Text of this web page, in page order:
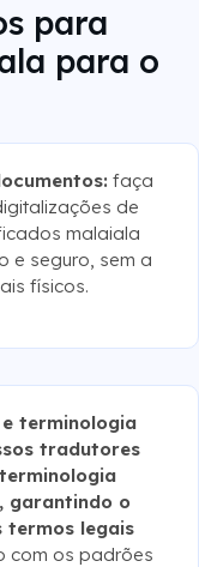
para
para o
faça
de
malaiala
e seguro, sem a
físicos.
terminologia
tradutores
garantindo o
termos legais
com os padrões